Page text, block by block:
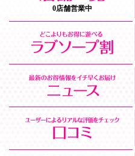
0店舗営業中